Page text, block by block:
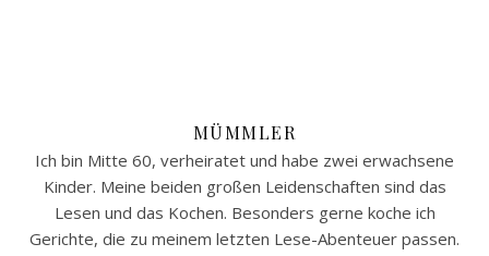
MÜMMLER
Ich bin Mitte 60, verheiratet und habe zwei erwachsene
Kinder. Meine beiden großen Leidenschaften sind das
Lesen und das Kochen. Besonders gerne koche ich
Gerichte, die zu meinem letzten Lese-Abenteuer passen.